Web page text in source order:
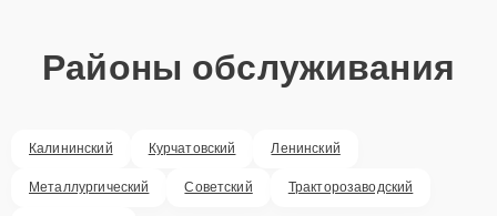
Районы обслуживания
Калининский Курчатовский Ленинский
Металлургический Советский Тракторозаводский